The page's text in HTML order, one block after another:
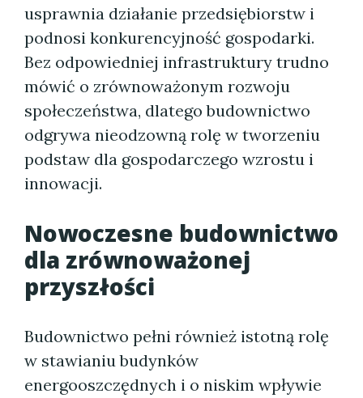
usprawnia działanie przedsiębiorstw i
podnosi konkurencyjność gospodarki.
Bez odpowiedniej infrastruktury trudno
mówić o zrównoważonym rozwoju
społeczeństwa, dlatego budownictwo
odgrywa nieodzowną rolę w tworzeniu
podstaw dla gospodarczego wzrostu i
innowacji.
Nowoczesne budownictwo
dla zrównoważonej
przyszłości
Budownictwo pełni również istotną rolę
w stawianiu budynków
energooszczędnych i o niskim wpływie